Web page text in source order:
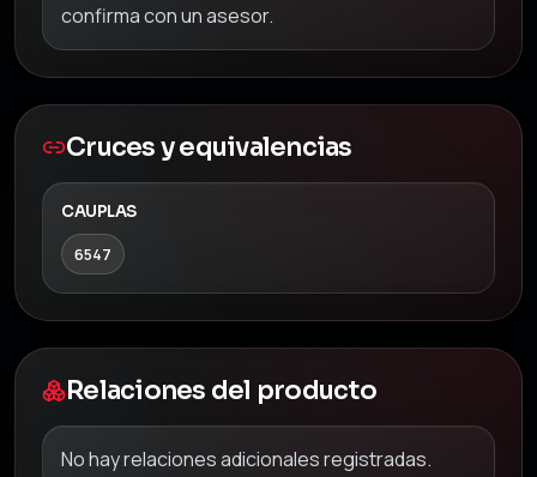
confirma con un asesor.
Cruces y equivalencias
CAUPLAS
6547
Relaciones del producto
No hay relaciones adicionales registradas.